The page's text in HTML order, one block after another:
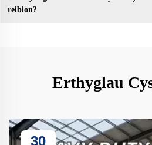
reibion?
Erthyglau
30